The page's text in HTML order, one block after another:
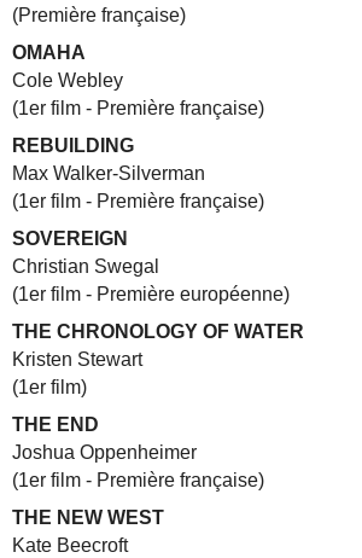
(Première française)
OMAHA
Cole Webley
(1er film - Première française)
REBUILDING
Max Walker-Silverman
(1er film - Première française)
SOVEREIGN
Christian Swegal
(1er film - Première européenne)
THE CHRONOLOGY OF WATER
Kristen Stewart
(1er film)
THE END
Joshua Oppenheimer
(1er film - Première française)
THE NEW WEST
Kate Beecroft